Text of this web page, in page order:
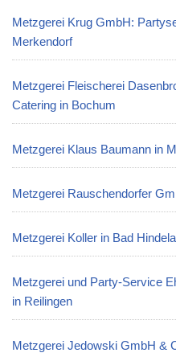
Metzgerei Krug GmbH:
Merkendorf
Metzgerei Fleischerei
Catering in Bochum
Metzgerei Klaus Baumann in
Metzgerei Rauschendorfer
Metzgerei Koller in Bad
Metzgerei und Party-Service
in Reilingen
Metzgerei Jedowski GmbH &